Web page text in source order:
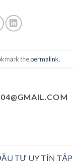
thepermalink.
TƯ UY TÍN TẬP